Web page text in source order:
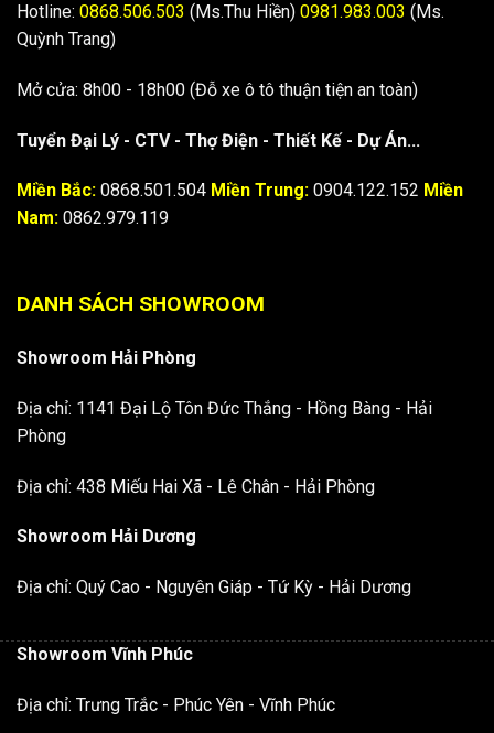
Hotline: 0868.506.503 (Ms.Thu Hiền) 0981.983.003 (Ms.
Quỳnh Trang)
Mở cửa: 8h00 - 18h00 (Đỗ xe ô tô thuận tiện an toàn)
Tuyển Đại Lý - CTV - Thợ Điện - Thiết Kế - Dự Án...
Miền Bắc: 0868.501.504 Miền Trung: 0904.122.152 Miền
Nam: 0862.979.119
DANH SÁCH SHOWROOM
Showroom Hải Phòng
Địa chỉ: 1141 Đại Lộ Tôn Đức Thắng - Hồng Bàng - Hải
Phòng
Địa chỉ: 438 Miếu Hai Xã - Lê Chân - Hải Phòng
Showroom Hải Dương
Địa chỉ: Quý Cao - Nguyên Giáp - Tứ Kỳ - Hải Dương
Showroom Vĩnh Phúc
Địa chỉ: Trưng Trắc - Phúc Yên - Vĩnh Phúc